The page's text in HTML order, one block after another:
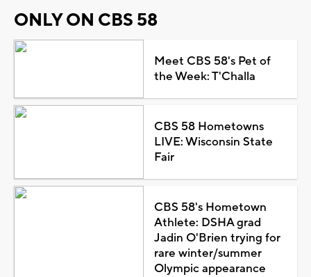
ONLY ON CBS 58
Meet CBS 58's Pet of
the Week: T'Challa
CBS 58 Hometowns
LIVE: Wisconsin State
Fair
CBS 58's Hometown
Athlete: DSHA grad
Jadin O'Brien trying for
rare winter/summer
Olympic appearance